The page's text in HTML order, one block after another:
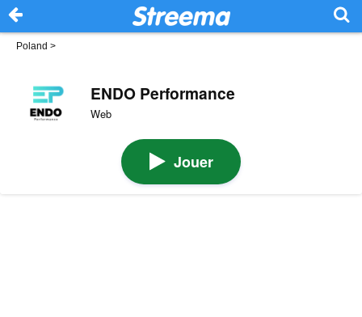
Poland >
ENDO Performance
Web
Jouer